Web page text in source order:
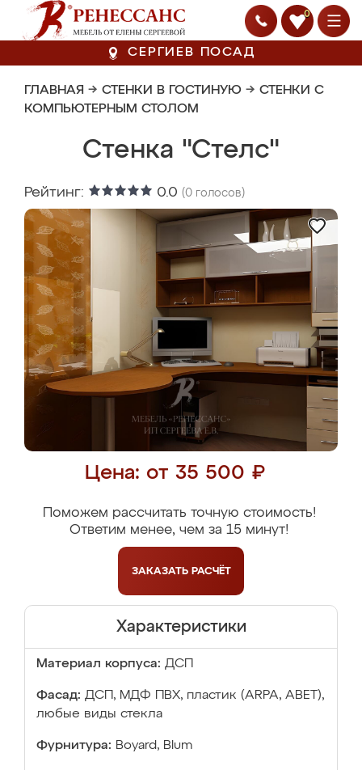
0
СЕРГИЕВ ПОСАД
ГЛАВНАЯ → СТЕНКИ В ГОСТИНУЮ → СТЕНКИ С
КОМПЬЮТЕРНЫМ СТОЛОМ
Стенка "Стелс"
Рейтинг: 0.0 (0 голосов)
Цена: от 35 500 ₽
Поможем рассчитать точную стоимость!
Ответим менее, чем за 15 минут!
ЗАКАЗАТЬ РАСЧЁТ
Характеристики
Материал корпуса: ДСП
Фасад: ДСП, МДФ ПВХ, пластик (ARPA, ABET),
любые виды стекла
Фурнитура: Boyard, Blum